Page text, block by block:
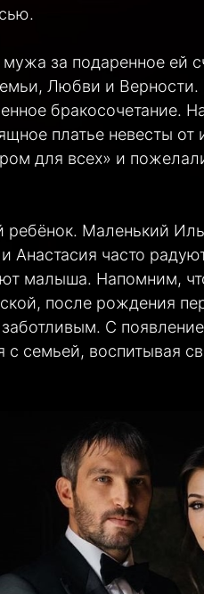
за подаренное ей
Любви и Верности.
бракосочетание.
платье невесты от
для всех» и
ребёнок. Маленький
Анастасия часто
малыша. Напомним,
после рождения
С
семьей, воспитывая